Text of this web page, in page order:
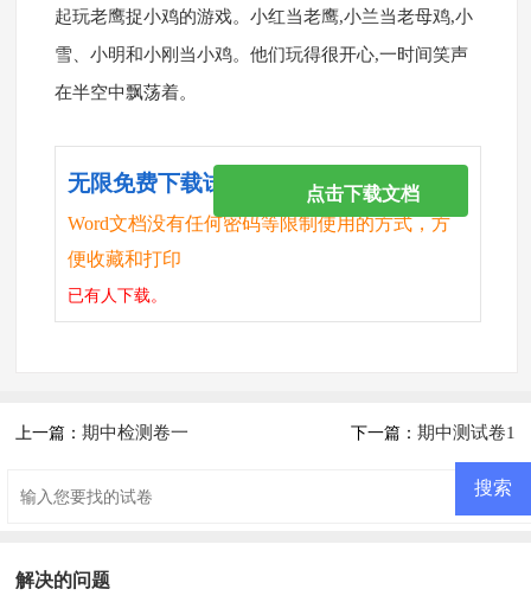
起玩老鹰捉小鸡的游戏。小红当老鹰,小兰当老母鸡,小
雪、小明和小刚当小鸡。他们玩得很开心,一时间笑声
在半空中飘荡着。
无限免费下载试卷
Word文档没有任何密码等限制使用的方式，方
便收藏和打印
已有人下载。
点击下载文档
上一篇：期中检测卷一 下一篇： 期中测试卷1
解决的问题